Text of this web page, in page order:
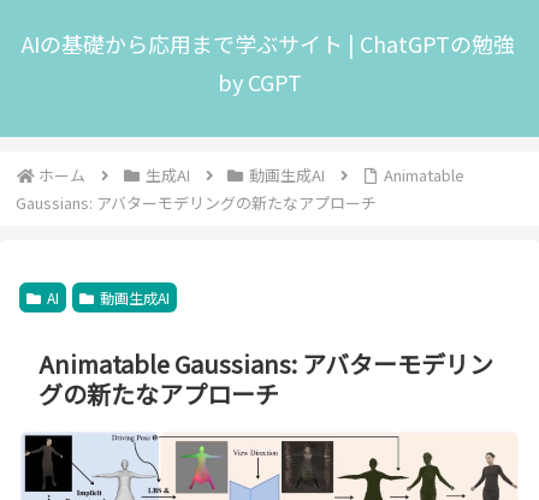
AIの基礎から応用まで学ぶサイト | ChatGPTの勉強
by CGPT
ホーム 生成AI 動画生成AI
Animatable
Gaussians: アバターモデリングの新たなアプローチ
AI 動画生成AI
Animatable Gaussians: アバターモデリン
グの新たなアプローチ